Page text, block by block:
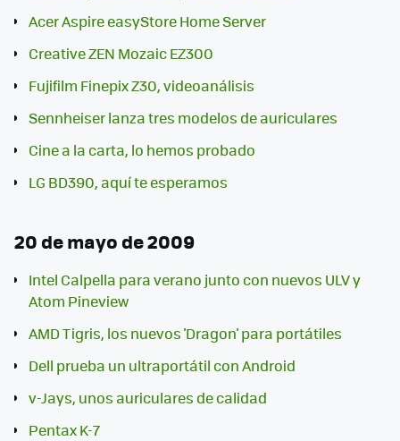
Acer Aspire easyStore Home Server
Creative ZEN Mozaic EZ300
Fujifilm Finepix Z30, videoanálisis
Sennheiser lanza tres modelos de auriculares
Cine a la carta, lo hemos probado
LG BD390, aquí te esperamos
20 de mayo de 2009
Intel Calpella para verano junto con nuevos ULV y
Atom Pineview
AMD Tigris, los nuevos 'Dragon' para portátiles
Dell prueba un ultraportátil con Android
v-Jays, unos auriculares de calidad
Pentax K-7